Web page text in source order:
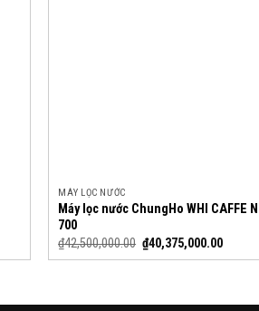
MÁY LỌC NƯỚC
Máy lọc nước ChungHo WHI CAFFE
700
₫42,500,000.00 ₫40,375,000.00